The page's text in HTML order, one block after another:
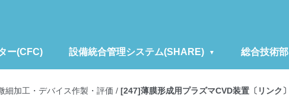
ー(CFC) 設備統合管理システム(SHARE) 総合技術部
細加工・デバイス作製・評価 / [247]薄膜形成用プラズマCVD装置〔リンク〕